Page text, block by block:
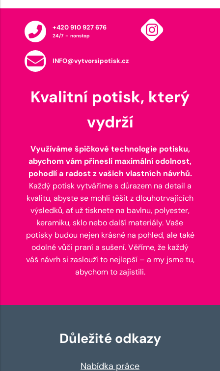
+420 910 927 676
24/7 - nonstop
INFO@vytvorsipotisk.cz
Kvalitní potisk, který
vydrží
Využíváme špičkové technologie potisku,
abychom vám přinesli maximální odolnost,
pohodlí a radost z vašich vlastních návrhů.
Každý potisk vytváříme s důrazem na detail a
kvalitu, abyste se mohli těšit z dlouhotrvajících
výsledků, ať už tisknete na bavlnu, polyester,
keramiku, sklo nebo další materiály. Vaše
potisky budou nejen krásné na pohled, ale také
odolné vůči praní a sušení. Věříme, že každý
váš návrh si zaslouží to nejlepší – a my jsme tu,
abychom to zajistili.
Důležité odkazy
Nabídka práce